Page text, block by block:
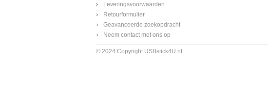
Leveringsvoorwaarden
Retourformulier
Geavanceerde zoekopdracht
Neem contact met ons op
© 2024 Copyright USBstick4U.nl